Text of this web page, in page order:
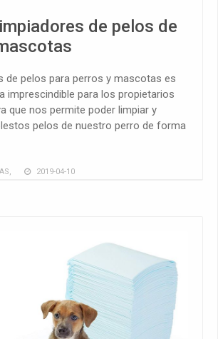
de pelos de
de pelos para perros y mascotas es
imprescindible para los propietarios
que nos permite poder limpiar y
pelos de nuestro perro de forma
, 2019-04-10